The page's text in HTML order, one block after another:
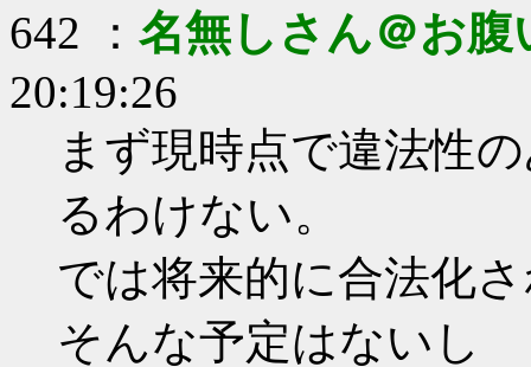
642 ： 名無しさん＠お腹
20:19:26
まず現時点で違法性
るわけない。
では将来的に合法化
そんな予定はないし